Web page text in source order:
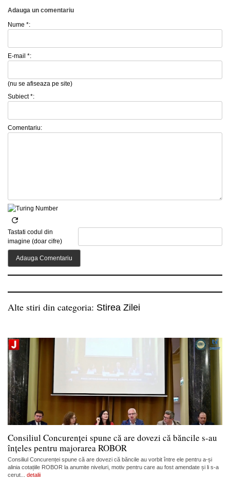
Adauga un comentariu
Nume *:
E-mail *:
(nu se afiseaza pe site)
Subiect *:
Comentariu:
Tastati codul din
imagine (doar cifre)
Alte stiri din categoria: Stirea Zilei
Consiliul Concurenței spune că are dovezi că băncile s-au
înțeles pentru majorarea ROBOR
Consiliul Concurenței spune că are dovezi că băncile au vorbit între ele pentru a-și
alinia cotațiile ROBOR la anumite niveluri, motiv pentru care au fost amendate și li s-a
cerut... detalii